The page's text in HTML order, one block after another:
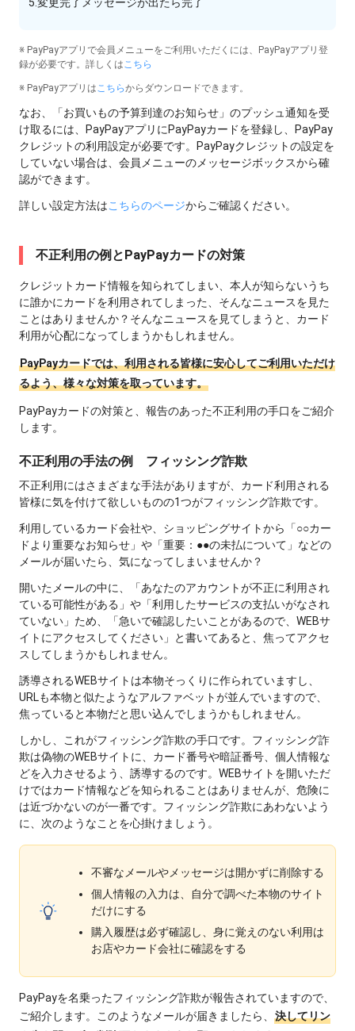
※ PayPayアプリで会員メニューをご利用いただくには、PayPayアプリ登
録が必要です。詳しくはこちら
※ PayPayアプリはこちらからダウンロードできます。
なお、「お買いもの予算到達のお知らせ」のプッシュ通知を受
け取るには、PayPayアプリにPayPayカードを登録し、PayPay
クレジットの利用設定が必要です。PayPayクレジットの設定を
していない場合は、会員メニューのメッセージボックスから確
認ができます。
詳しい設定方法はこちらのページからご確認ください。
不正利用の例とPayPayカードの対策
クレジットカード情報を知られてしまい、本人が知らないうち
に誰かにカードを利用されてしまった、そんなニュースを見た
ことはありませんか？そんなニュースを見てしまうと、カード
利用が心配になってしまうかもしれません。
PayPayカードでは、利用される皆様に安心してご利用いただけ
るよう、様々な対策を取っています。
PayPayカードの対策と、報告のあった不正利用の手口をご紹介
します。
不正利用の手法の例 フィッシング詐欺
不正利用にはさまざまな手法がありますが、カード利用される
皆様に気を付けて欲しいものの1つがフィッシング詐欺です。
利用しているカード会社や、ショッピングサイトから「○○カー
ドより重要なお知らせ」や「重要：●●の未払について」などの
メールが届いたら、気になってしまいませんか？
開いたメールの中に、「あなたのアカウントが不正に利用され
ている可能性がある」や「利用したサービスの支払いがなされ
ていない」ため、「急いで確認したいことがあるので、WEBサ
イトにアクセスしてください」と書いてあると、焦ってアクセ
スしてしまうかもしれません。
誘導されるWEBサイトは本物そっくりに作られていますし、
URLも本物と似たようなアルファベットが並んでいますので、
焦っていると本物だと思い込んでしまうかもしれません。
しかし、これがフィッシング詐欺の手口です。フィッシング詐
欺は偽物のWEBサイトに、カード番号や暗証番号、個人情報な
どを入力させるよう、誘導するのです。WEBサイトを開いただ
けではカード情報などを知られることはありませんが、危険に
は近づかないのが一番です。フィッシング詐欺にあわないよう
に、次のようなことを心掛けましょう。
不審なメールやメッセージは開かずに削除する
個人情報の入力は、自分で調べた本物のサイト
だけにする
購入履歴は必ず確認し、身に覚えのない利用は
お店やカード会社に確認をする
PayPayを名乗ったフィッシング詐欺が報告されていますので、
ご紹介します。このようなメールが届きましたら、 決してリン